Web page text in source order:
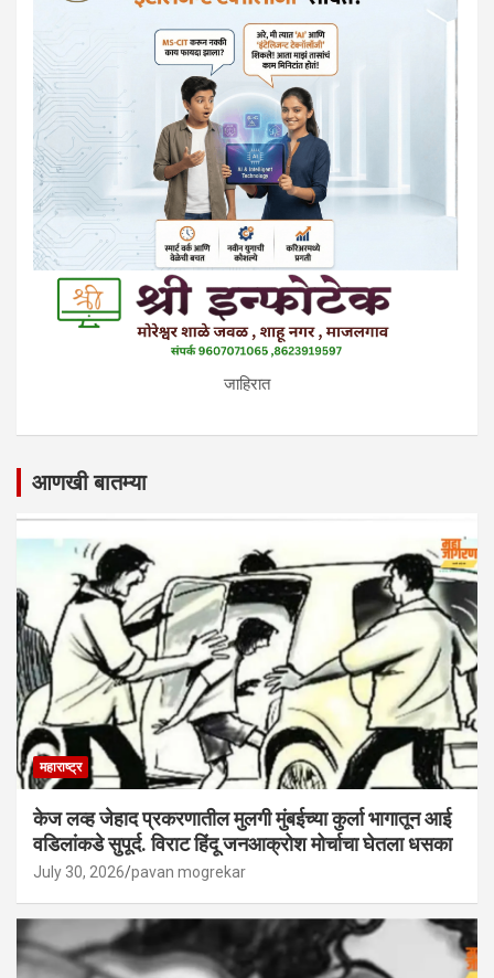
जाहिरात
आणखी बातम्या
महाराष्ट्र
केज लव्ह जेहाद प्रकरणातील मुलगी मुंबईच्या कुर्ला भागातून आई
वडिलांकडे सुपूर्द. विराट हिंदू जनआक्रोश मोर्चाचा घेतला धसका
July 30, 2026 pavan mogrekar